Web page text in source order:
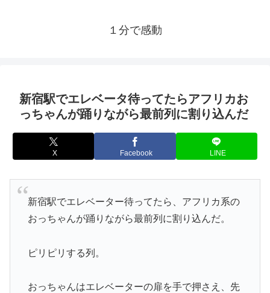
１分で感動
新宿駅でエレベータ待ってたらアフリカお
っちゃんが踊りながら最前列に割り込んだ
X Facebook LINE
新宿駅でエレベーター待ってたら、アフリカ系の
おっちゃんが踊りながら最前列に割り込んだ。
ピリピリする列。
おっちゃんはエレベーターの扉を手で押さえ、先